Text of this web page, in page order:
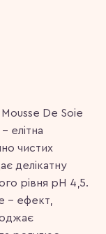
Mousse De Soie
елітна
чистих
делікатну
рівня рН 4,5.
– ефект,